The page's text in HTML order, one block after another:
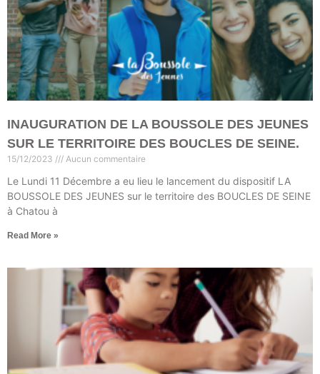
INAUGURATION DE LA BOUSSOLE DES JEUNES
SUR LE TERRITOIRE DES BOUCLES DE SEINE.
15/12/2023 Aucun commentaire
Le Lundi 11 Décembre a eu lieu le lancement du dispositif LA
BOUSSOLE DES JEUNES sur le territoire des BOUCLES DE SEINE
à Chatou à
Read More »